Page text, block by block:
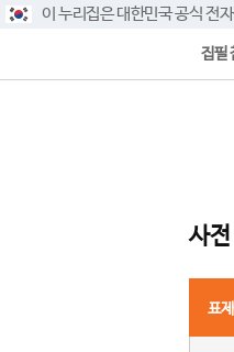
이 누리집은 대한민국 공식 전
집필
사전
표